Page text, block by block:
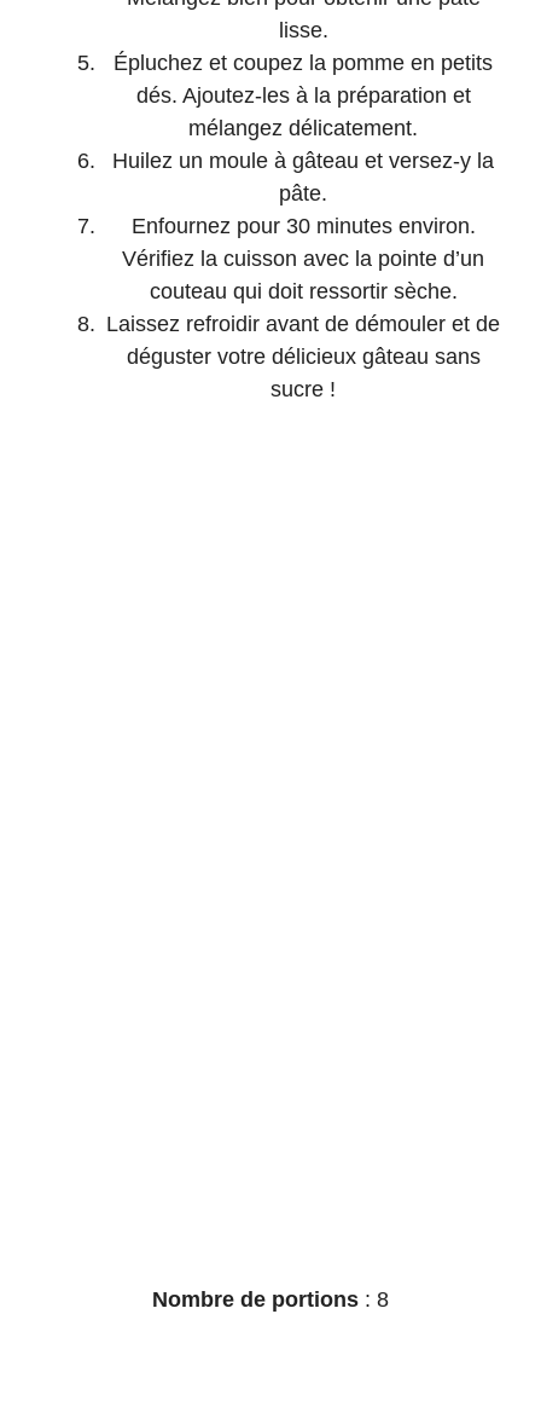
lisse.
Épluchez et coupez la pomme en petits
dés. Ajoutez-les à la préparation et
mélangez délicatement.
Huilez un moule à gâteau et versez-y la
pâte.
Enfournez pour 30 minutes environ.
Vérifiez la cuisson avec la pointe d’un
couteau qui doit ressortir sèche.
Laissez refroidir avant de démouler et de
déguster votre délicieux gâteau sans
sucre !
Nombre de portions : 8